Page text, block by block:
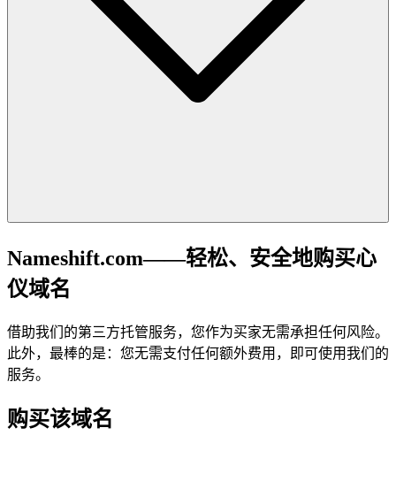
Nameshift.com——轻松、安全地购买心
仪域名
借助我们的第三方托管服务，您作为买家无需承担任何风险。
此外，最棒的是：您无需支付任何额外费用，即可使用我们的
服务。
购买该域名